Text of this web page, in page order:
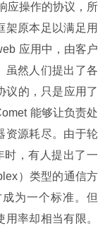
应操作的协议，所
架原本足以满足用
应用中，由客户
虽然人们提出了各
议的，只是应用了
能够让负责处
资源耗尽。由于轮
时，有人提出了一
）类型的通信方
为一个标准。但
率却相当有限。